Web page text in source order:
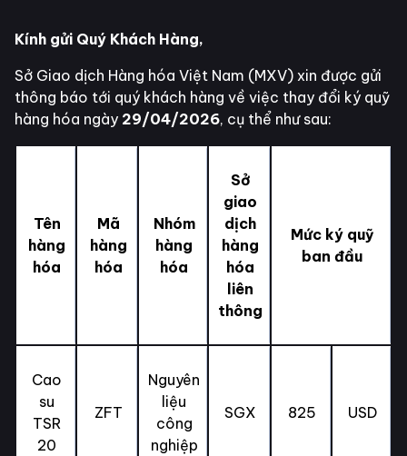
Kính gửi Quý Khách Hàng,
Sở Giao dịch Hàng hóa Việt Nam (MXV) xin được gửi
thông báo tới quý khách hàng về việc thay đổi ký quỹ
hàng hóa ngày 29/04/2026, cụ thể như sau:
Tên
hàng
hóa
Mã
hàng
hóa
Nhóm
hàng
hóa
Sở
giao
dịch
hàng
hóa
liên
thông
Mức ký quỹ
ban đầu
Cao
su
TSR
20
ZFT
Nguyên
liệu
công
nghiệp
SGX 825 USD